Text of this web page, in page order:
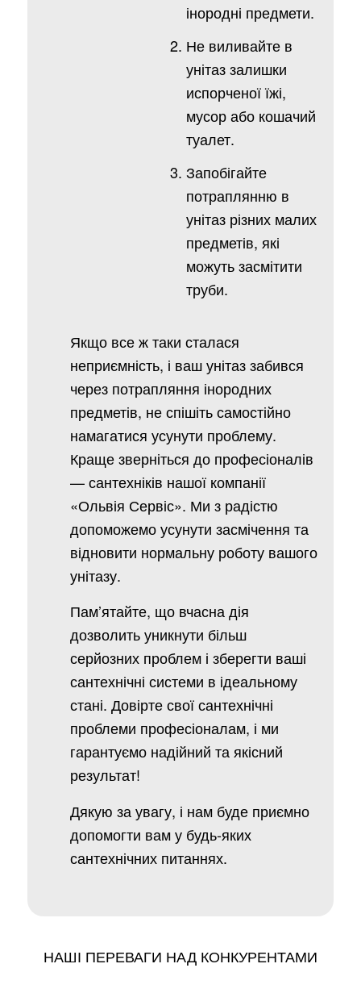
інородні предмети.
Не виливайте в
унітаз залишки
испорченої їжі,
мусор або кошачий
туалет.
Запобігайте
потраплянню в
унітаз різних малих
предметів, які
можуть засмітити
труби.
Якщо все ж таки сталася
неприємність, і ваш унітаз забився
через потрапляння інородних
предметів, не спішіть самостійно
намагатися усунути проблему.
Краще зверніться до професіоналів
— сантехніків нашої компанії
«Ольвія Сервіс». Ми з радістю
допоможемо усунути засмічення та
відновити нормальну роботу вашого
унітазу.
Пам’ятайте, що вчасна дія
дозволить уникнути більш
серйозних проблем і зберегти ваші
сантехнічні системи в ідеальному
стані. Довірте свої сантехнічні
проблеми професіоналам, і ми
гарантуємо надійний та якісний
результат!
Дякую за увагу, і нам буде приємно
допомогти вам у будь-яких
сантехнічних питаннях.
НАШІ ПЕРЕВАГИ НАД КОНКУРЕНТАМИ